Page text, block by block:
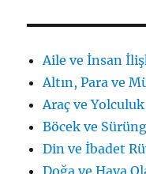
Aile ve İnsan
Altın, Para ve
Araç ve Yolculuk
Böcek ve
Din ve İbadet
Doğa ve Hava